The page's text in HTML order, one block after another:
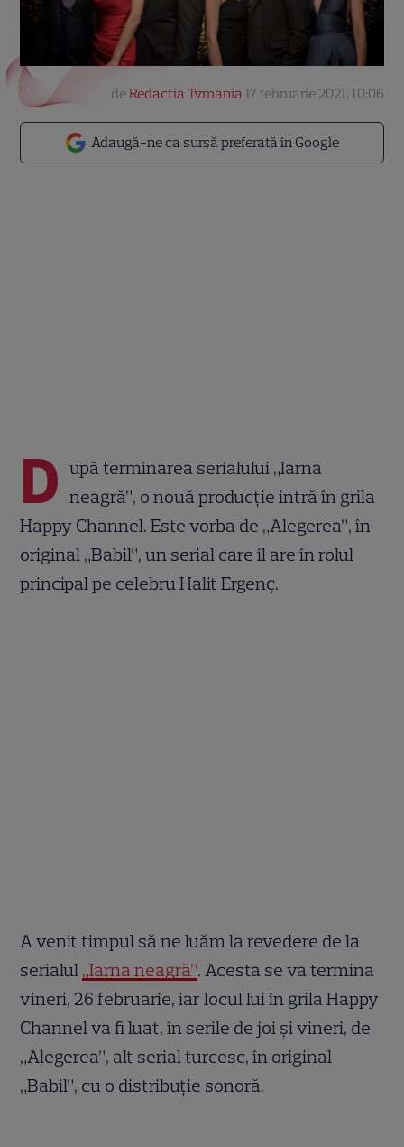
Adaugă-ne ca sursă preferată în Google
deRedactia Tvmania 17 februarie 2021, 10:06
D upă terminarea serialului „Iarna
neagră”, o nouă producție intră în grila
Happy Channel. Este vorba de „Alegerea”, în
original „Babil”, un serial care îl are în rolul
principal pe celebru Halit Ergenç.
A venit timpul să ne luăm la revedere de la
serialul „Iarna neagră”. Acesta se va termina
vineri, 26 februarie, iar locul lui în grila Happy
Channel va fi luat, în serile de joi și vineri, de
„Alegerea”, alt serial turcesc, în original
„Babil”, cu o distribuție sonoră.